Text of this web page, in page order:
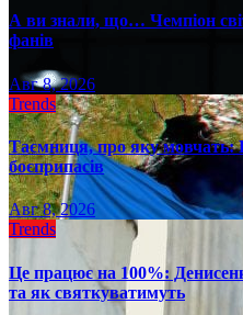
А ви знали, що… Чемпіон
фанів
Авг 8, 2026
Trends
Таємниця, про яку мовчать:
боєприпасів
Авг 8, 2026
Trends
Це працює на 100%:
та як святкуватимуть